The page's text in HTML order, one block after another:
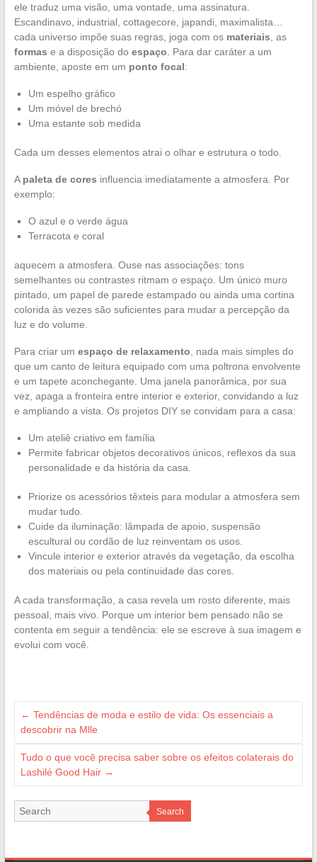
ele traduz uma visão, uma vontade, uma assinatura.
Escandinavo, industrial, cottagecore, japandi, maximalista…
cada universo impõe suas regras, joga com os materiais , as
formas e a disposição do espaço . Para dar caráter a um
ambiente, aposte em um ponto focal:
Um espelho gráfico
Um móvel de brechó
Uma estante sob medida
Cada um desses elementos atrai o olhar e estrutura o todo.
A paleta de cores influencia imediatamente a atmosfera. Por
exemplo:
O azul e o verde água
Terracota e coral
aquecem a atmosfera. Ouse nas associações: tons
semelhantes ou contrastes ritmam o espaço. Um único muro
pintado, um papel de parede estampado ou ainda uma cortina
colorida às vezes são suficientes para mudar a percepção da
luz e do volume.
Para criar um espaço de relaxamento , nada mais simples do
que um canto de leitura equipado com uma poltrona envolvente
e um tapete aconchegante. Uma janela panorâmica, por sua
vez, apaga a fronteira entre interior e exterior, convidando a luz
e ampliando a vista. Os projetos DIY se convidam para a casa:
Um ateliê criativo em família
Permite fabricar objetos decorativos únicos, reflexos da sua
personalidade e da história da casa.
Priorize os acessórios têxteis para modular a atmosfera sem
mudar tudo.
Cuide da iluminação: lâmpada de apoio, suspensão
escultural ou cordão de luz reinventam os usos.
Vincule interior e exterior através da vegetação, da escolha
dos materiais ou pela continuidade das cores.
A cada transformação, a casa revela um rosto diferente, mais
pessoal, mais vivo. Porque um interior bem pensado não se
contenta em seguir a tendência: ele se escreve à sua imagem e
evolui com você.
← Tendências de moda e estilo de vida: Os essenciais a
descobrir na Mlle
Tudo o que você precisa saber sobre os efeitos colaterais do
Lashilé Good Hair →
Search